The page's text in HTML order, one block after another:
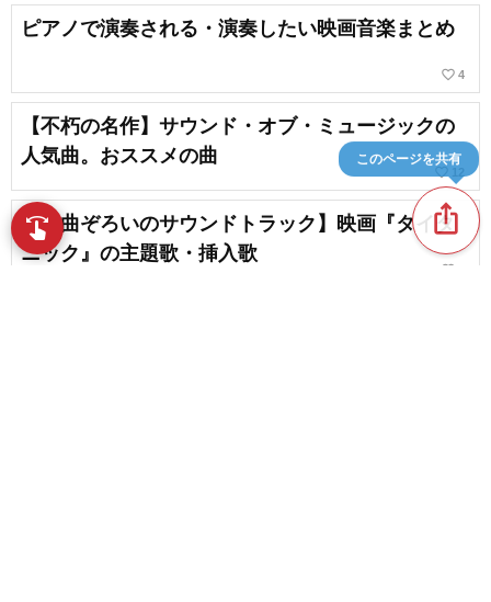
ピアノで演奏される・演奏したい映画音楽まとめ
favorite_border 4
【不朽の名作】サウンド・オブ・ミュージックの
人気曲。おススメの曲
【名曲ぞろいのサウンドトラック】映画『タイタ
ニック』の主題歌・挿入歌
favorite_border
ios_share
このページを共有
swipe 指先で音楽をブラウズ